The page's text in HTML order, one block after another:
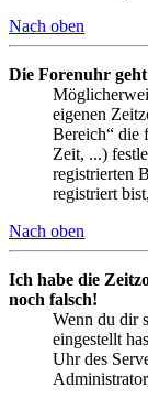
Nach oben
Die Forenuhr
eigenen
Bereich“ die
Zeit, ...)
registrierten
registriert
Nach oben
Ich habe die
noch falsch!
Wenn du dir
eingestellt
Uhr des